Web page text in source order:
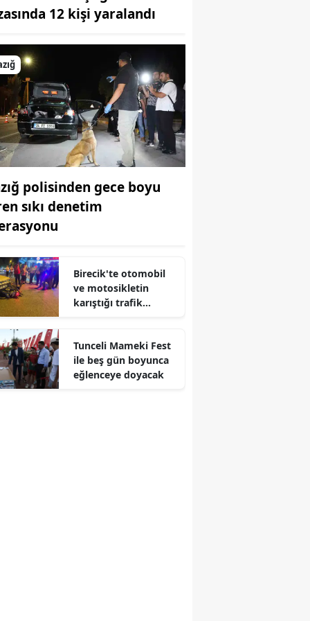
Bilecik
Bingöl
Bolu
Burdur
Bursa
Çanakkale
Çankırı
Denizli
Diyarbakır
Elazığ
Erzincan
12 kişi yaralandı
polisinden gece boyu
sıkı denetim
Birecik'te otomobil
ve motosikletin
karıştığı trafik
Tunceli Mameki Fest
ile beş gün boyunca
eğlenceye doyacak